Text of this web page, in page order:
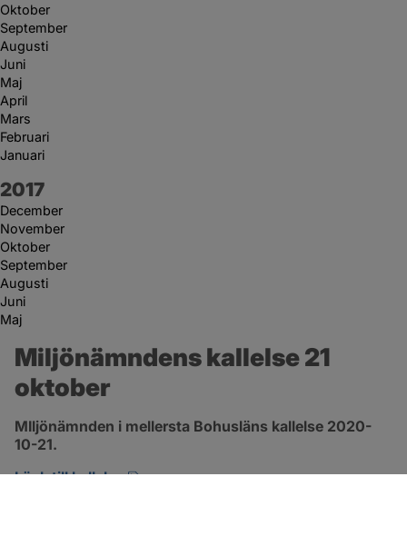
Oktober
September
Augusti
Juni
Maj
April
Mars
Februari
Januari
År:
2017
December
November
Oktober
September
Augusti
Juni
Maj
Miljönämndens kallelse 21
oktober
MIljönämnden i mellersta Bohusläns kallelse 2020-
10-21.
Länk till kallelse
pdf, öppnas i nytt fönster.